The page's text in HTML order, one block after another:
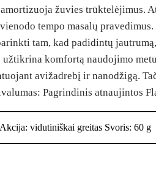
žuvies trūktelėjimus.
tempo masalų
tam, kad padidintų
komfortą naudojimo
avižadrebį ir nanodžigą.
Pagrindinis atnaujintos
vidutiniškai greitas Svoris: 60 g